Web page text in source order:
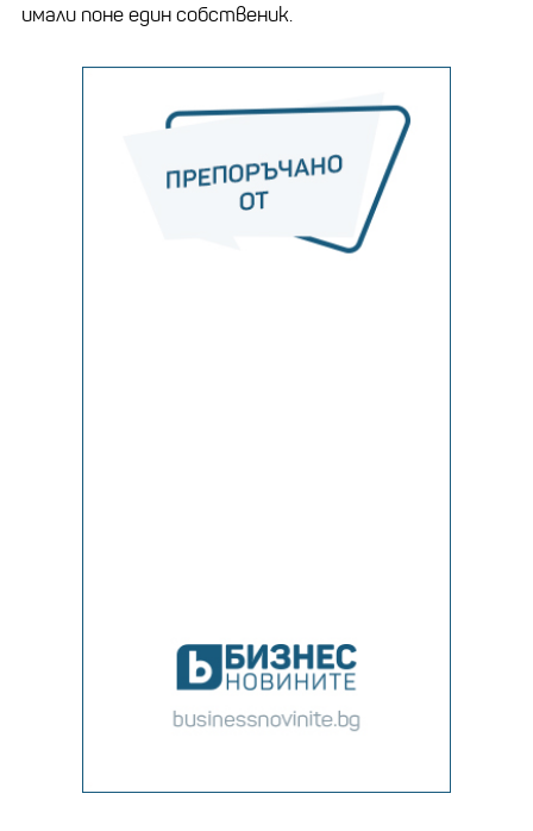
имали поне един собственик.